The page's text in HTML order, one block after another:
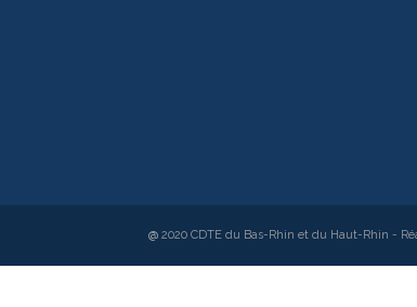
@ 2020 CDTE du Bas-Rhin et du Haut-Rhin -